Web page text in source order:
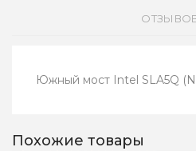
Южный мост Intel SLA5Q
Похожие товары